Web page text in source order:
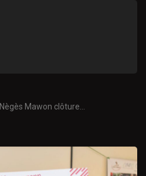
Nègès Mawon clôture…